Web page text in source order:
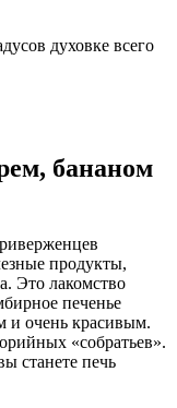
духовке всего
бананом
продукты,
Это лакомство
печенье
и очень красивым.
«собратьев».
станете печь